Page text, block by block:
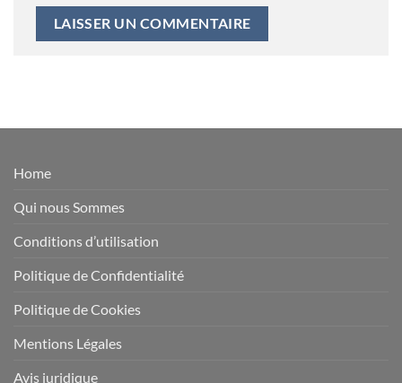
Home
Qui nous Sommes
Conditions d’utilisation
Politique de Confidentialité
Politique de Cookies
Mentions Légales
Avis juridique